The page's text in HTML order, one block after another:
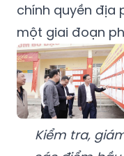
chính quyền địa
một giai đoạn
Kiểm tra,